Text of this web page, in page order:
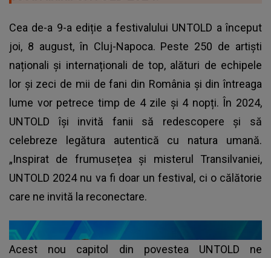
Cea de-a 9-a ediție a festivalului UNTOLD a început
joi, 8 august, în Cluj-Napoca. Peste 250 de artiști
naționali și internaționali de top, alături de echipele
lor și zeci de mii de fani din România și din întreaga
lume vor petrece timp de 4 zile și 4 nopți. În 2024,
UNTOLD își invită fanii să redescopere și să
celebreze legătura autentică cu natura umană.
„Inspirat de frumusețea și misterul Transilvaniei,
UNTOLD 2024 nu va fi doar un festival, ci o călătorie
care ne invită la reconectare.
Acest nou capitol din povestea UNTOLD ne